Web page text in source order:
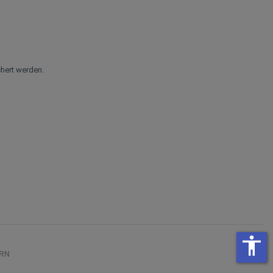
werden.
accessibility